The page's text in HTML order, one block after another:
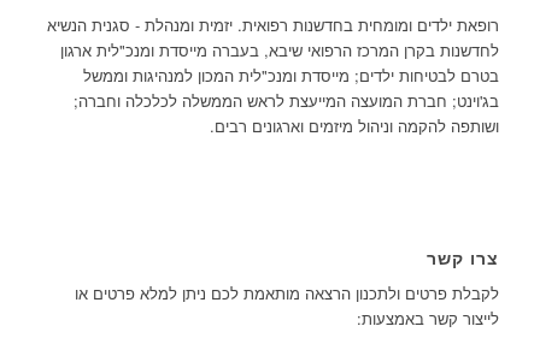
רופאת ילדים ומומחית בחדשנות רפואית. יזמית ומנהלת - סגנית הנשיא
לחדשנות בקרן המרכז הרפואי שיבא, בעברה מייסדת ומנכ"לית ארגון
בטרם לבטיחות ילדים; מייסדת ומנכ"לית המכון למנהיגות וממשל
בג'וינט; חברת המועצה המייעצת לראש הממשלה לכלכלה וחברה;
ושותפה להקמה וניהול מיזמים וארגונים רבים.
צרו קשר
לקבלת פרטים ולתכנון הרצאה מותאמת לכם ניתן למלא פרטים או
לייצור קשר באמצעות: